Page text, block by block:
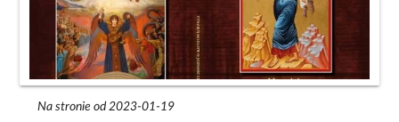
Na stronie od 2023-01-19